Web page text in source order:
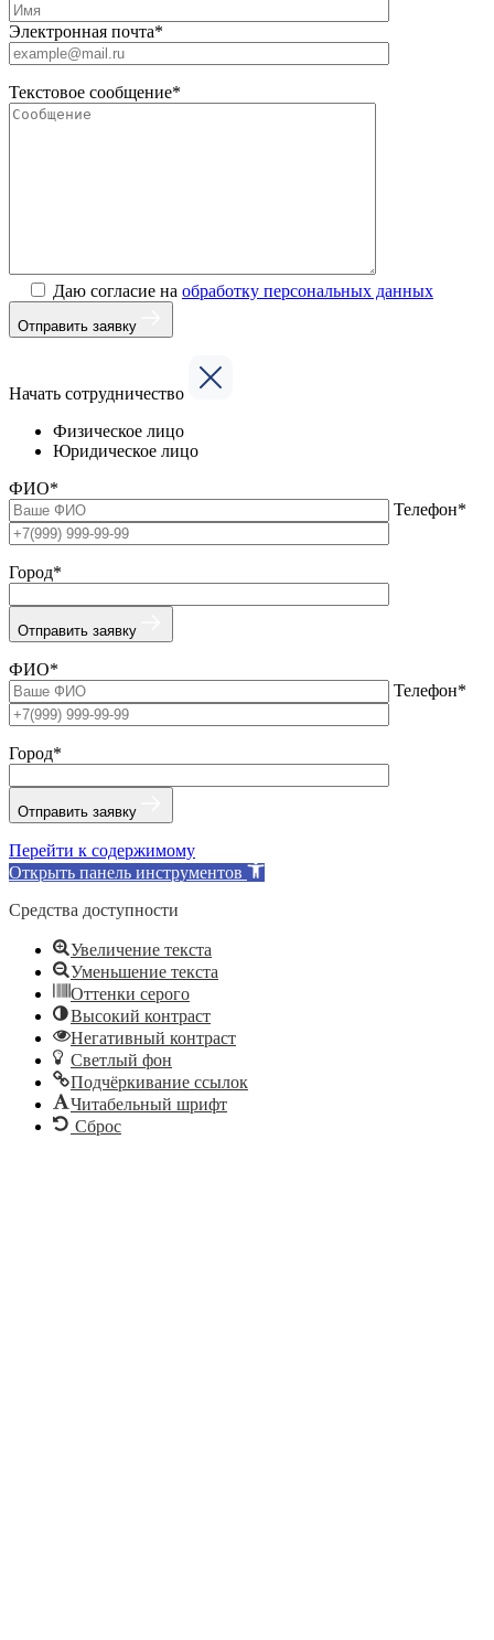
Электронная почта*
Текстовое сообщение*
Даю согласие на обработку персональных данных
Отправить заявку
Начать сотрудничество
Физическое лицо
Юридическое лицо
ФИО*
Телефон*
Город*
Отправить заявку
ФИО*
Телефон*
Город*
Отправить заявку
Перейти к содержимому
Открыть панель инструментов
Средства доступности
Увеличение текста
Уменьшение текста
Оттенки серого
Высокий контраст
Негативный контраст
Светлый фон
Подчёркивание ссылок
Читабельный шрифт
Сброс